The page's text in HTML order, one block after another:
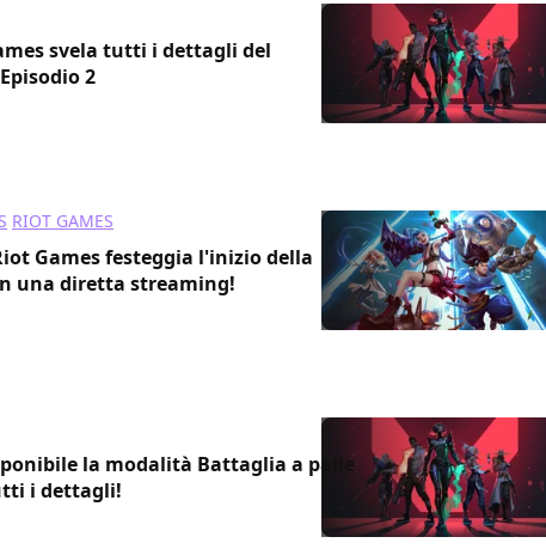
svela tutti i dettagli del
2
RIOT GAMES
Games festeggia l'inizio della
una diretta streaming!
la modalità Battaglia a palle
i dettagli!